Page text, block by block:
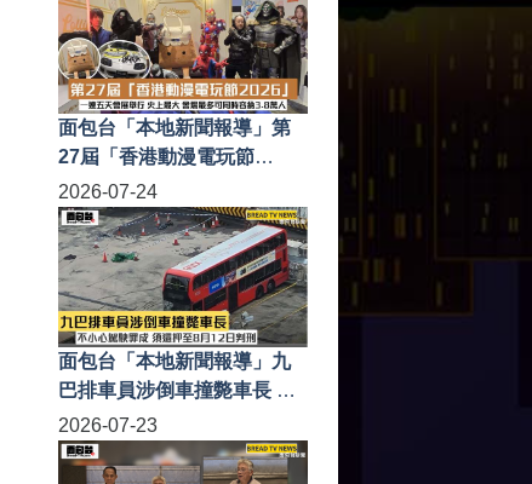
面包台「本地新聞報導」第
27屆「香港動漫電玩節
2026」一連五天會展舉行 史
上最大 會場最多可同時容納
3.8萬人
2026-07-24
面包台「本地新聞報導」九
巴排車員涉倒車撞斃車長 不
小心駕駛罪成 須還押至8月
12日判刑
2026-07-23